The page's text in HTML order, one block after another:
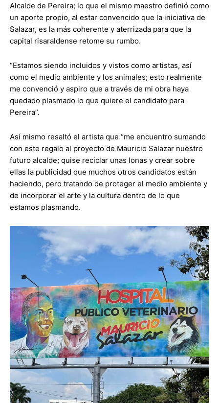
Alcalde de Pereira; lo que el mismo maestro definió como
un aporte propio, al estar convencido que la iniciativa de
Salazar, es la más coherente y aterrizada para que la
capital risaraldense retome su rumbo.
“Estamos siendo incluidos y vistos como artistas, así
como el medio ambiente y los animales; esto realmente
me convenció y aspiro que a través de mi obra haya
quedado plasmado lo que quiere el candidato para
Pereira”.
Así mismo resaltó el artista que “me encuentro sumando
con este regalo al proyecto de Mauricio Salazar nuestro
futuro alcalde; quise reciclar unas lonas y crear sobre
ellas la publicidad que muchos otros candidatos están
haciendo, pero tratando de proteger el medio ambiente y
de incorporar el arte y la cultura dentro de lo que
estamos plasmando.